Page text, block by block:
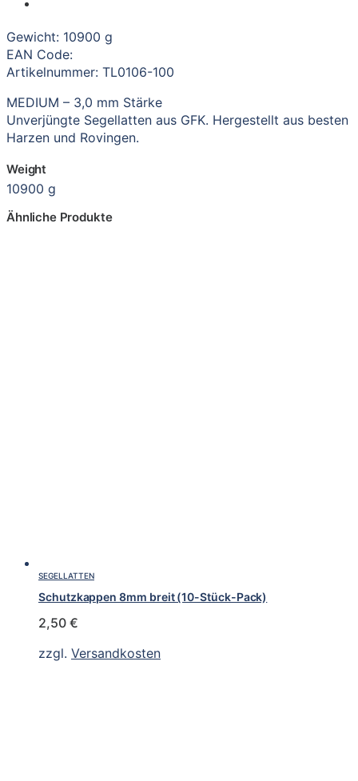
Gewicht: 10900 g
EAN Code:
Artikelnummer: TL0106-100
MEDIUM – 3,0 mm Stärke
Unverjüngte Segellatten aus GFK. Hergestellt aus besten
Harzen und Rovingen.
Weight
10900 g
Ähnliche Produkte
SEGELLATTEN
Schutzkappen 8mm breit (10-Stück-Pack)
2,50 €
zzgl. Versandkosten